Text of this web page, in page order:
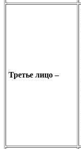
Третье лицо –